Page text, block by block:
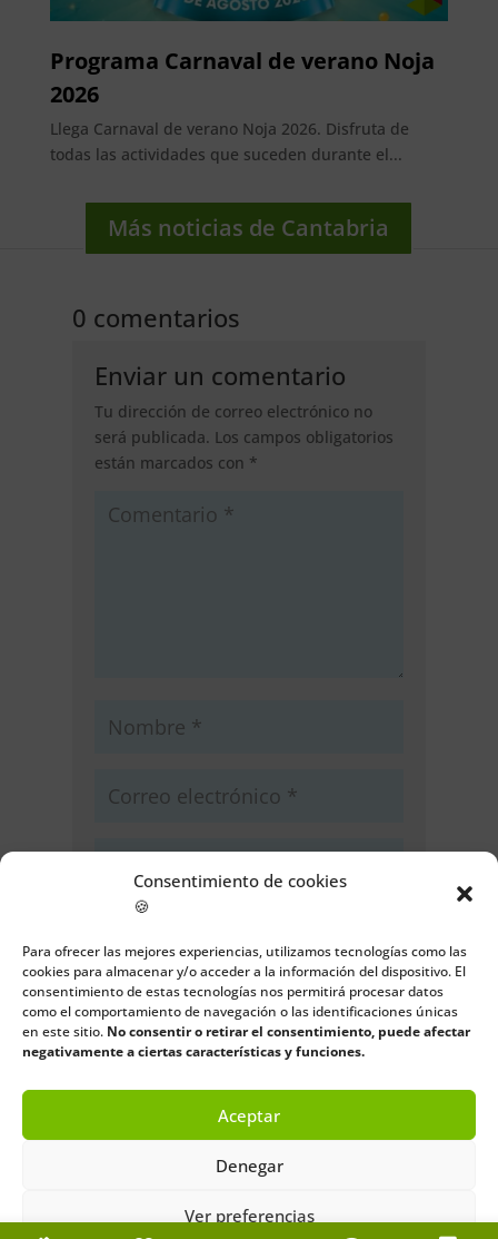
Consentimiento de cookies
🍪
Para ofrecer las mejores experiencias, utilizamos tecnologías como las
cookies para almacenar y/o acceder a la información del dispositivo. El
consentimiento de estas tecnologías nos permitirá procesar datos
como el comportamiento de navegación o las identificaciones únicas
en este sitio. No consentir o retirar el consentimiento, puede afectar
negativamente a ciertas características y funciones.
Aceptar
Denegar
Ver preferencias
Programa Carnaval de verano Noja
2026
Llega Carnaval de verano Noja 2026. Disfruta de
todas las actividades que suceden durante el...
Más noticias de Cantabria
0 comentarios
Enviar un comentario
Tu dirección de correo electrónico no
será publicada. Los campos obligatorios
están marcados con *
electrónico y web en este navegador
para la próxima vez que comente.
Enviar comentario